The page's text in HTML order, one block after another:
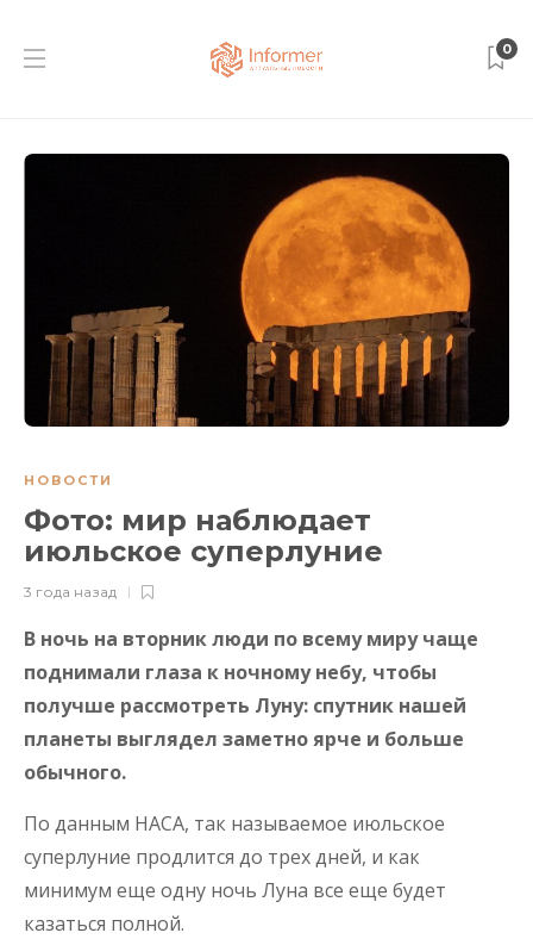
0
НОВОСТИ
Фото: мир наблюдает
июльское суперлуние
3 года назад
В ночь на вторник люди по всему миру чаще
поднимали глаза к ночному небу, чтобы
получше рассмотреть Луну: спутник нашей
планеты выглядел заметно ярче и больше
обычного.
По данным НАСА, так называемое июльское
суперлуние продлится до трех дней, и как
минимум еще одну ночь Луна все еще будет
казаться полной.